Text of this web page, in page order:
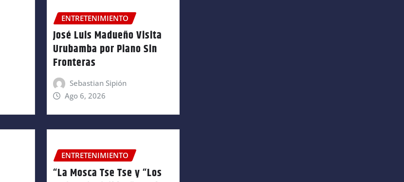
ENTRETENIMIENTO
José Luis Madueño Visita
Urubamba por Piano Sin
Fronteras
Sebastian Sipión
Ago 6, 2026
ENTRETENIMIENTO
“La Mosca Tse Tse y “Los